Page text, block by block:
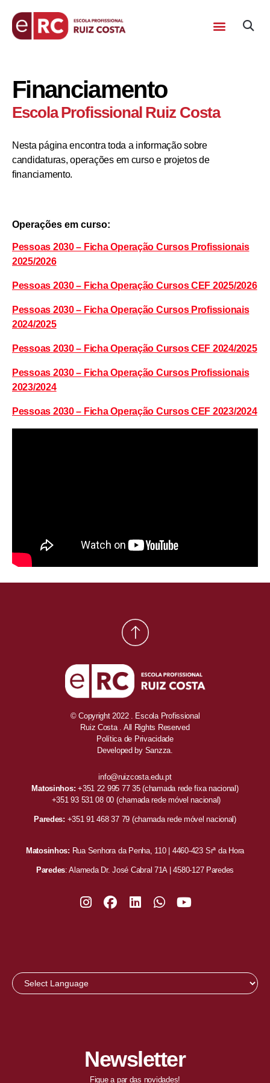
Financiamento
Escola Profissional Ruiz Costa
Nesta página encontra toda a informação sobre
candidaturas, operações em curso e projetos de
financiamento.
Operações em curso:
Pessoas 2030 – Ficha Operação Cursos Profissionais
2025/2026
Pessoas 2030 – Ficha Operação Cursos CEF 2025/2026
Pessoas 2030 – Ficha Operação Cursos Profissionais
2024/2025
Pessoas 2030 – Ficha Operação Cursos CEF 2024/2025
Pessoas 2030 – Ficha Operação Cursos Profissionais
2023/2024
Pessoas 2030 – Ficha Operação Cursos CEF 2023/2024
© Copyright 2022 . Escola Profissional
Ruiz Costa . All Rights Reserved
Política de Privacidade
Developed by Sanzza.
info@ruizcosta.edu.pt
Matosinhos: +351 22 995 77 35(chamada rede fixa nacional)
+351 93 531 08 00 (chamada rede móvel nacional)
Paredes: +351 91 468 37 79 (chamada rede móvel nacional)
Matosinhos: Rua Senhora da Penha, 110 | 4460-423 Srª da Hora
Paredes: Alameda Dr. José Cabral 71A | 4580-127 Paredes
Newsletter
Fique a par das novidades!